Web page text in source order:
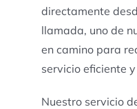
directamente
llamada, uno de
en camino para
servicio eficiente
Nuestro servicio